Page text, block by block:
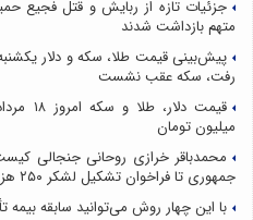
متهم بازداشت شدند
رفت، سکه عقب نشست
میلیون تومان
محمدباقر خرازی روحانی جنجالی
جمهوری تا فراخوان تشکیل لشکر ۲۵۰ هزار نفری و احضار به دادگاه
با این چهار روش می‌توانید سابقه بیمه